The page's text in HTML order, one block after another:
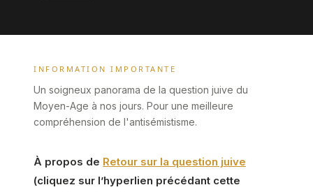
INFORMATION IMPORTANTE
Un soigneux panorama de la question juive du
Moyen-Age à nos jours. Pour une meilleure
compréhension de l'antisémistisme.
À propos de Retour sur la question juive
(cliquez sur l’hyperlien précédant cette